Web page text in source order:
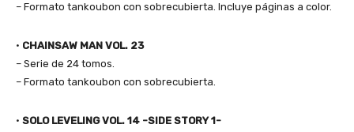
– Formato tankoubon con sobrecubierta. Incluye páginas a color.
• CHAINSAW MAN VOL. 23
– Serie de 24 tomos.
– Formato tankoubon con sobrecubierta.
• SOLO LEVELING VOL. 14 -SIDE STORY 1-